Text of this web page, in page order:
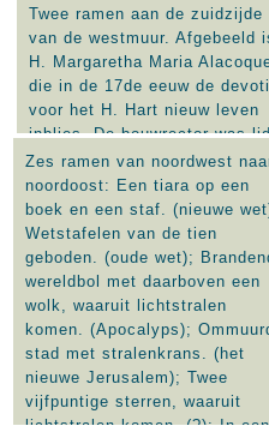
Twee ramen aan de zuidzijde
van de westmuur. Afgebeeld
H. Margaretha Maria
die in de 17de eeuw de
voor het H. Hart nieuw leven
inblies. De bouwrector was
van de congregatie van de
priesters van het Heilig Hart.
Twee ramen met links de Doop
van Christus en rechts de
verrijzenis van Christus. Aan
noordzijde van de westmuur.
In een klaverblad tracering
de symbolen van de
evangelisten afgebeeld. Zij
houden elk een banderol
Zes ramen van noordwest
noordoost: Een tiara op een
boek en een staf. (nieuwe
Wetstafelen van de tien
geboden. (oude wet);
wereldbol met daarboven een
wolk, waaruit lichtstralen
komen. (Apocalyps);
stad met stralenkrans. (het
nieuwe Jerusalem); Twee
vijfpuntige sterren, waaruit